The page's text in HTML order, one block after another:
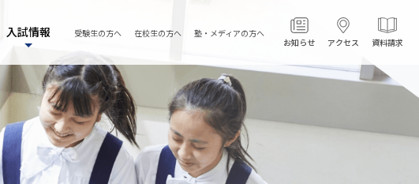
お知らせ アクセス 資料請求
入試情報 受験生の方へ 在校生の方へ 塾・メディアの方へ